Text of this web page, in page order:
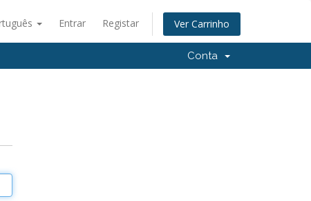
Entrar Registar Ver Carrinho
Conta